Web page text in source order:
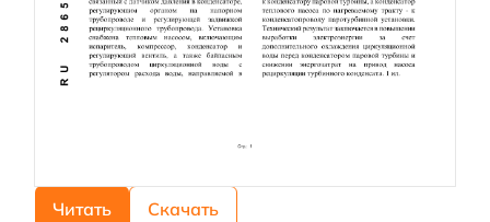
Читать Скачать